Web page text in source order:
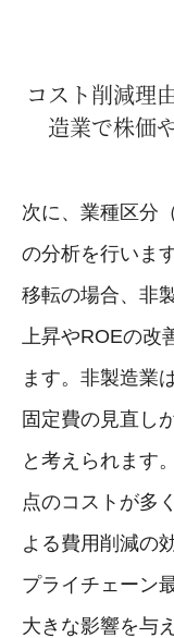
コスト削減理
造業で株価
次に、業種区分
の分析を行いま
移転の場合、非
上昇やROEの
ます。非製造業
固定費の見直し
と考えられます
点のコストが多
よる費用削減の
プライチェーン
大きな影響を与